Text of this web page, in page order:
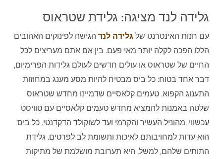
גלידה לנד מציגה: גלידת שטראוס
עם חנות האינטרנט של גלידה לנד הגישה לפינוקים האהובים
הללו הפכה לקלה יותר מאי פעם. בין אם אתם מעריצים לכל
החיים של שטראוס או עולים חדשים לעולם גלידות הפרימיום,
דבר אחד בטוח: כל ביס מבטיח להיות מסע מענג במחוזות
התענוג הקפוא. טעמים קלאסיים שדמיינו מחדש שטראוס
שלטה באמנות להמציא מחדש טעמים קלאסיים עם טוויסט
עכשווי. מהוניל העשיר והקרמי ועד לשוקולד הדקדנטי. כל ביס
הוא עדות למחויבותם לאיכות ותשומת לב לפרטים. גלידת
התותים שלהם, למשל, היא תערובת מושלמת של מתיקות